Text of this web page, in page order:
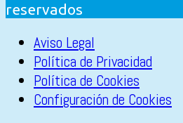
reservados
Aviso Legal
Política de Privacidad
Política de Cookies
Configuración de Cookies